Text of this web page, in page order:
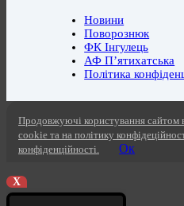
Новини
Поворознюк
ФК Інгулець
АФ П’ятихатська
Політика
Продовжуючі користування сайтом
cookie та на політику
конфіденційності.
Ок
X